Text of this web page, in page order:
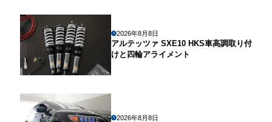
2026年8月8日
アルテッツァ SXE10 HKS車高調取り付
けと四輪アライメント
2026年8月8日